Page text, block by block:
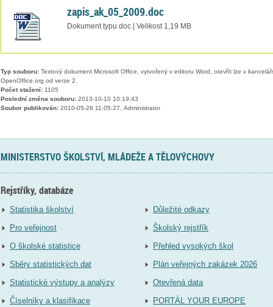
zapis_ak_05_2009.doc
Dokument typu doc | Velikost 1,19 MB
Typ souboru:Textový dokument Microsoft Office, vytvořený v editoru Word, otevřít lze v
OpenOffice.org od verze 2.
Počet stažení:1105
Poslední změna souboru:2013-10-10 10:19:43
Soubor publikován:2010-05-26 11:05:27, Administrator
MINISTERSTVO ŠKOLSTVÍ, MLÁDEŽE A TĚLOVÝCHOVY
Rejstříky, databáze
Statistika školství
Pro veřejnost
O školské statistice
Sběry statistických dat
Statistické výstupy a analýzy
Číselníky a klasifikace
Důležité odkazy
Školský rejstřík
Přehled vysokých škol
Plán veřejných zakázek 2026
Otevřená data
PORTÁL YOUR EUROPE